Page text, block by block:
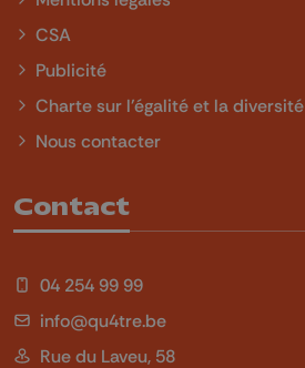
CSA
Publicité
Charte sur l'égalité et la diversité
Nous contacter
Contact
04 254 99 99
info@qu4tre.be
Rue du Laveu, 58